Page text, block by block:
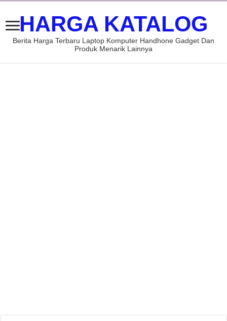
HARGA KATALOG
Berita Harga Terbaru Laptop Komputer Handhone Gadget Dan
Produk Menarik Lainnya